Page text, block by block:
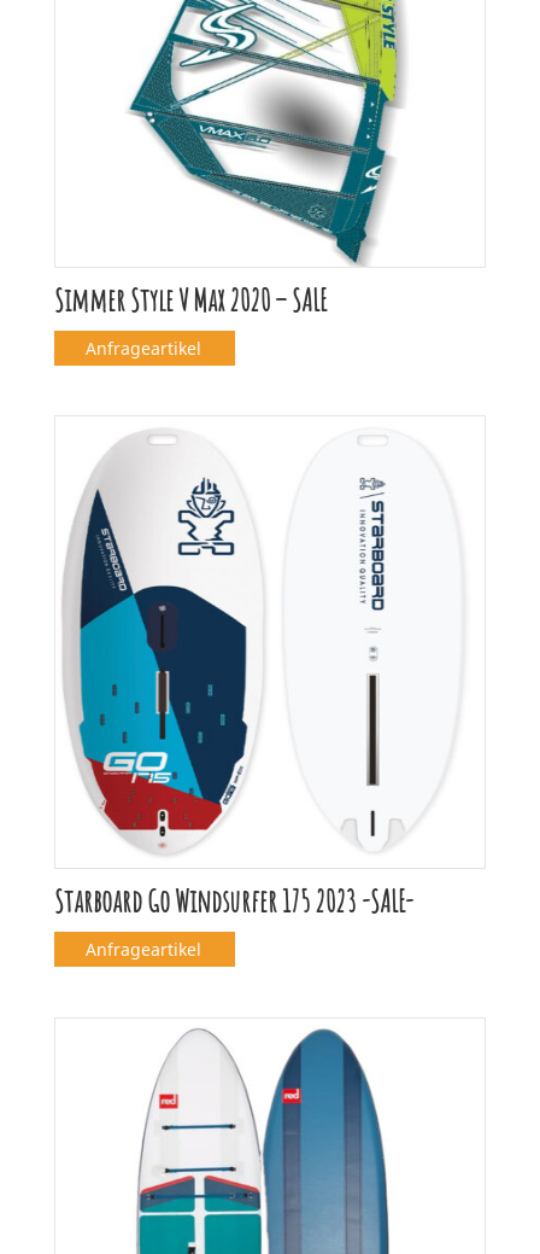
Simmer Style V Max 2020 – SALE
Anfrageartikel
Starboard Go Windsurfer 175 2023 -SALE-
Anfrageartikel